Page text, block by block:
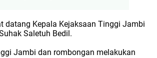
datang Kepala Kejaksaan Tinggi Jambi
Saletuh Bedil.
Jambi dan rombongan melakukan